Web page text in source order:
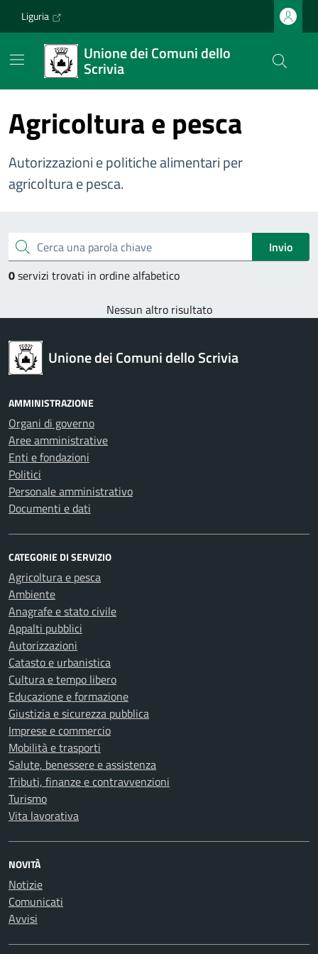
Liguria
Unione dei Comuni dello
Scrivia
Agricoltura e pesca
Autorizzazioni e politiche alimentari per
agricoltura e pesca.
Cerca una parola chiave
Invio
0servizi trovati in ordine alfabetico
Nessun altro risultato
Unione dei Comuni dello Scrivia
AMMINISTRAZIONE
Organi di governo
Aree amministrative
Enti e fondazioni
Politici
Personale amministrativo
Documenti e dati
CATEGORIE DI SERVIZIO
Agricoltura e pesca
Ambiente
Anagrafe e stato civile
Appalti pubblici
Autorizzazioni
Catasto e urbanistica
Cultura e tempo libero
Educazione e formazione
Giustizia e sicurezza pubblica
Imprese e commercio
Mobilità e trasporti
Salute, benessere e assistenza
Tributi, finanze e contravvenzioni
Turismo
Vita lavorativa
NOVITÀ
Notizie
Comunicati
Avvisi